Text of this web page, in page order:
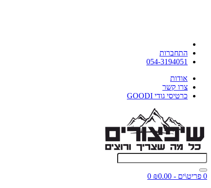
התחברות
054-3194051
אודות
צרו קשר
כרטיסי גודי GOODI
0 פריט\ים - ₪0.00
0